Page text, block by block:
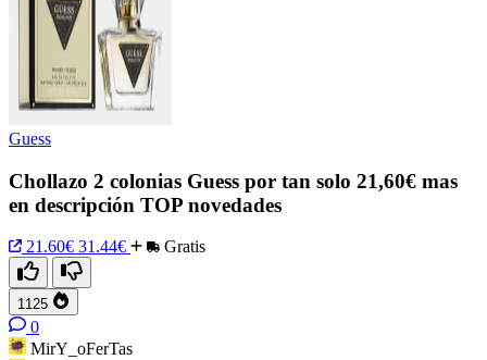
Guess
Chollazo 2 colonias Guess por tan solo 21,60€ mas
en descripción TOP novedades
21.60€ 31.44€ Gratis
1125
0
MirY_oFerTas